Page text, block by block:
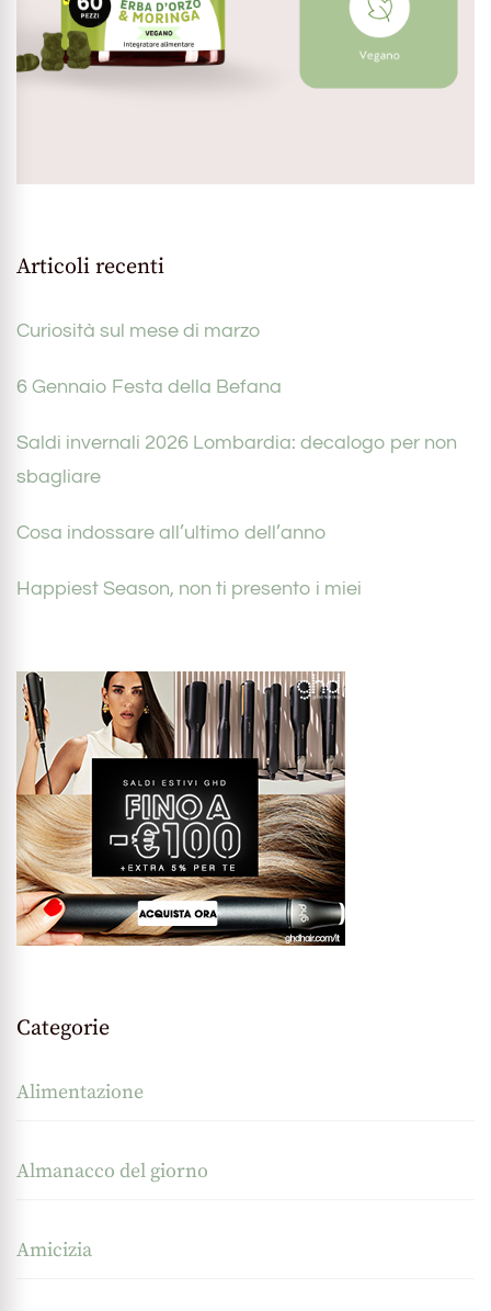
Articoli recenti
Curiosità sul mese di marzo
6 Gennaio Festa della Befana
Saldi invernali 2026 Lombardia: decalogo per non
sbagliare
Cosa indossare all’ultimo dell’anno
Happiest Season, non ti presento i miei
Categorie
Alimentazione
Almanacco del giorno
Amicizia